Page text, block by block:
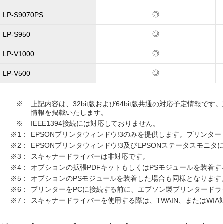
LP-S9070PS ◎
LP-S950 ◎
LP-V1000 ◎
LP-V500 ◎
※
上記内容は、32bit版および64bit版共通の対応予定情報です
情報を掲載いたします。
※
IEEE1394接続には対応しておりません。
※1：
EPSONプリンタウィンドウ!3のみを提供します。プリンタ
※2：
EPSONプリンタウィンドウ!3及びEPSONステータスモニタ
※3：
スキャナードライバーは非対応です。
※4：
オプションの拡張PDFキットもしくはPSモジュールを装着
※5：
オプションのPSモジュールを装着した場合も同様となります
※6：
プリンターをPCに接続する前に、エプソン製プリンタード
※7：
スキャナードライバーを使用する際は、TWAIN、または